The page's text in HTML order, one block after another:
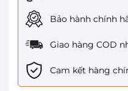
Bảo hành chính
Giao hàng COD
Cam kết hàng